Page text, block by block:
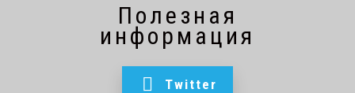
Полезная
информация
Twitter